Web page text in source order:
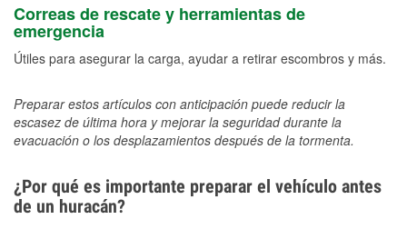
Correas de rescate y herramientas de
emergencia
Útiles para asegurar la carga, ayudar a retirar escombros y más.
Preparar estos artículos con anticipación puede reducir la
escasez de última hora y mejorar la seguridad durante la
evacuación o los desplazamientos después de la tormenta.
¿Por qué es importante preparar el vehículo antes
de un huracán?